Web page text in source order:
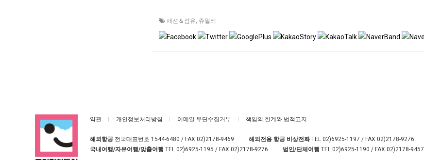
패션＆섬유, 쥬얼리
약관 개인정보처리방침 이메일 무단수집거부 책임의 한계와 법적고지
해외항공전국대표번호 1544-6480 / FAX 02)2178-9469 해외전용 항공 비상전화TEL 02)6925-1197 / FAX 02)2178-9276
국내여행/자유여행/맞춤여행 TEL 02)6925-1195 / FAX 02)2178-9276 법인/단체여행 TEL 02)6925-1190 / FAX 02)2178-9457